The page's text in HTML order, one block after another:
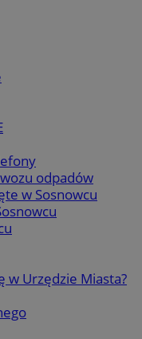
odpadów
w Sosnowcu
w Urzędzie Miasta?